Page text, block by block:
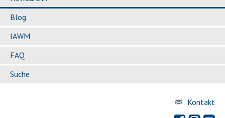
Blog
IAWM
FAQ
Suche
Kontakt